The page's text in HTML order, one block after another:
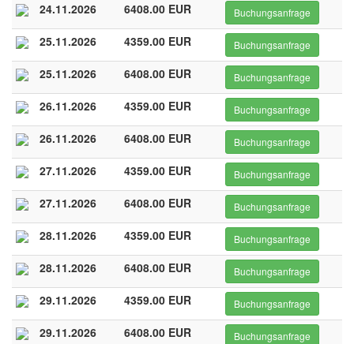
24.11.2026 6408.00 EUR Buchungsanfrage
25.11.2026 4359.00 EUR Buchungsanfrage
25.11.2026 6408.00 EUR Buchungsanfrage
26.11.2026 4359.00 EUR Buchungsanfrage
26.11.2026 6408.00 EUR Buchungsanfrage
27.11.2026 4359.00 EUR Buchungsanfrage
27.11.2026 6408.00 EUR Buchungsanfrage
28.11.2026 4359.00 EUR Buchungsanfrage
28.11.2026 6408.00 EUR Buchungsanfrage
29.11.2026 4359.00 EUR Buchungsanfrage
29.11.2026 6408.00 EUR Buchungsanfrage